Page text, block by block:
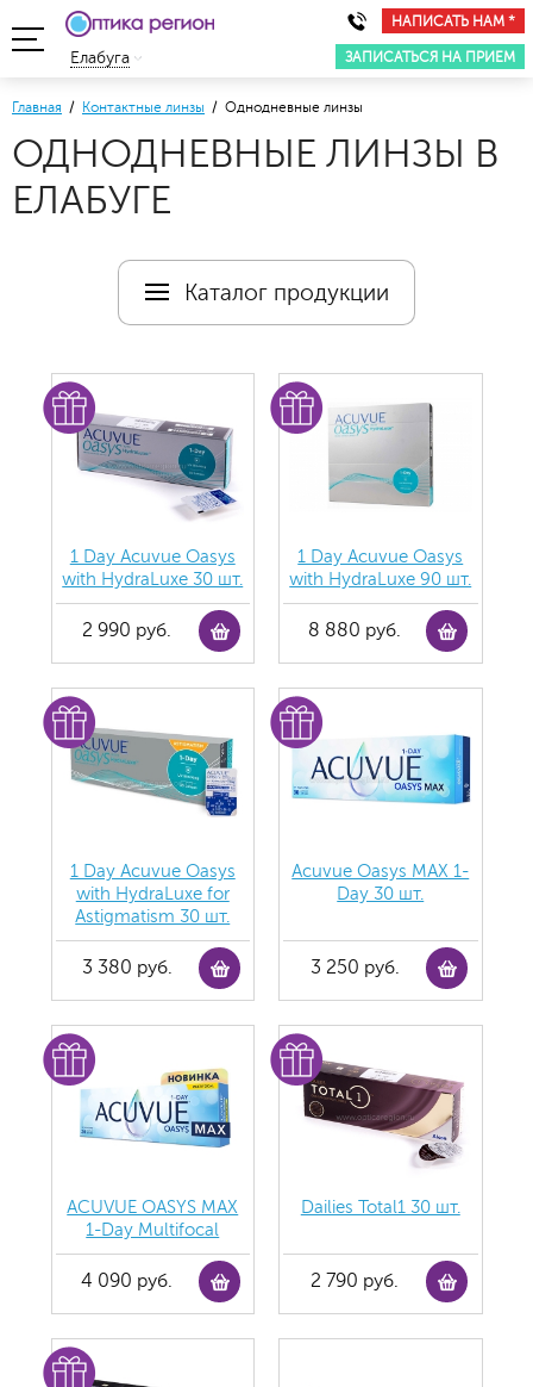
НАПИСАТЬ НАМ *
ЗАПИСАТЬСЯ НА ПРИЕМ
Елабуга
Главная / Контактные линзы / Однодневные линзы
ОДНОДНЕВНЫЕ ЛИНЗЫ В
ЕЛАБУГЕ
Каталог продукции
1 Day Acuvue Oasys
with HydraLuxe 30 шт.
2 990 руб.
1 Day Acuvue Oasys
with HydraLuxe 90 шт.
8 880 руб.
1 Day Acuvue Oasys
with HydraLuxe for
Аstigmatism 30 шт.
3 380 руб.
Acuvue Oasys MAX 1-
Day 30 шт.
3 250 руб.
ACUVUE OASYS MAX
1-Day Multifocal
4 090 руб.
Dailies Total1 30 шт.
2 790 руб.